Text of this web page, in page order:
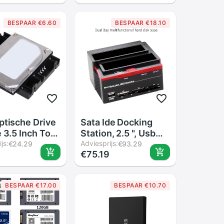
Clone
Plug
Simulatie
Voor Musical
BESPAAR €6.60
Drive
3.5 Inch Tot
Ssd 8Cm
Adapter
Harde
voor
€24.29
BESPAAR €18.10
Sata Ide Docking
Station, 2.5 ", Usb
3.5 Clone Behuizing,
2 Poorten,
ms/M2/Xd/Cf/Tf
USB2.0 Slot Hub
Adviesprijs:€93.29
€75.19
BESPAAR €17.00 BESPAAR €10.70